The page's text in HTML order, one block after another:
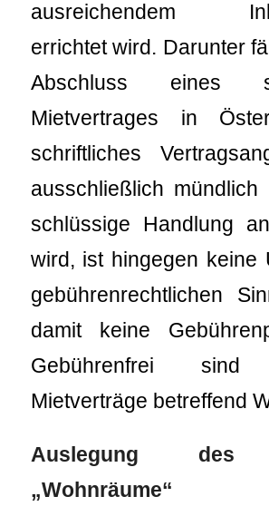
ausreichendem
errichtet wird. Darunter
Abschluss eines
Mietvertrages in
schriftliches
ausschließlich
schlüssige Handlung
wird, ist hingegen keine
gebührenrechtlichen
damit keine
Gebührenfrei sind
Mietverträge betreffend
Auslegung des
„Wohnräume“